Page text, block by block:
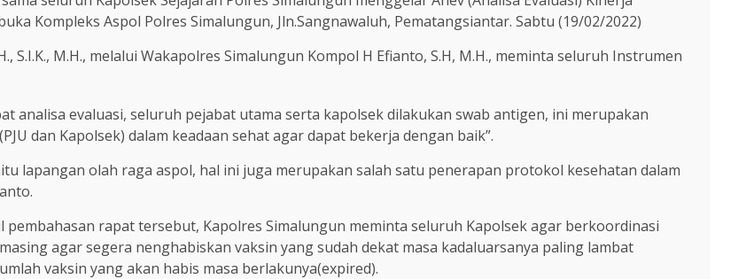
Kompleks Aspol Polres Simalungun, Jln.Sangnawaluh, Pematangsiantar. Sabtu (19/02/2022)
S.I.K., M.H., melalui Wakapolres Simalungun Kompol H Efianto, S.H, M.H., meminta seluruh Instrumen
analisa evaluasi, seluruh pejabat utama serta kapolsek dilakukan swab antigen, ini merupakan
dan Kapolsek) dalam keadaan sehat agar dapat bekerja dengan baik”.
lapangan olah raga aspol, hal ini juga merupakan salah satu penerapan protokol kesehatan dalam
rapat tersebut, Kapolres Simalungun meminta seluruh Kapolsek agar berkoordinasi
agar segera nenghabiskan vaksin yang sudah dekat masa kadaluarsanya paling lambat
vaksin yang akan habis masa berlakunya(expired).